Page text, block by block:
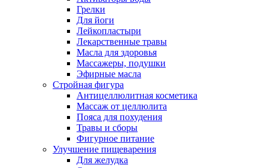
Грелки
Для йоги
Лейкопластыри
Лекарственные травы
Масла для здоровья
Массажеры, подушки
Эфирные масла
Стройная фигура
Антицеллюлитная косметика
Массаж от целлюлита
Пояса для похудения
Травы и сборы
Фигурное питание
Улучшение пищеварения
Для желудка